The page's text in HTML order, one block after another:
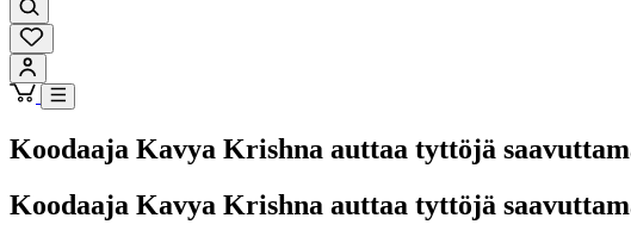
Koodaaja Kavya Krishna auttaa tyttöjä
Koodaaja Kavya Krishna auttaa tyttöjä